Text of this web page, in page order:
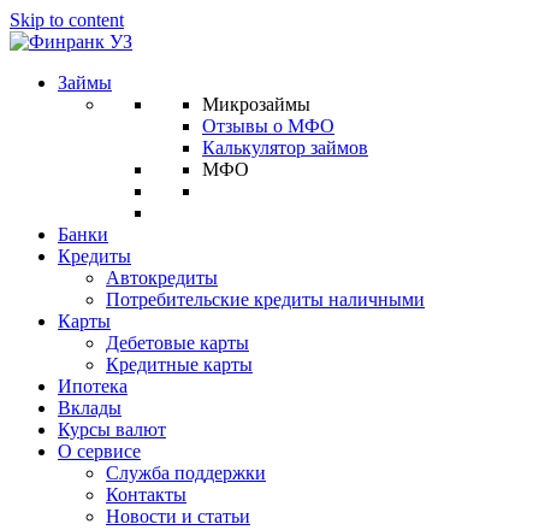
Skip to content
Займы
Микрозаймы
Отзывы о МФО
Калькулятор займов
МФО
Банки
Кредиты
Автокредиты
Потребительские кредиты наличными
Карты
Дебетовые карты
Кредитные карты
Ипотека
Вклады
Курсы валют
О сервисе
Служба поддержки
Контакты
Новости и статьи